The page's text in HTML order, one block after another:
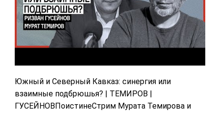
Южный и Северный Кавказ: синергия или
взаимные подбрюшья? | ТЕМИРОВ |
ГУСЕЙНОВПоистинеСтрим Мурата Темирова и